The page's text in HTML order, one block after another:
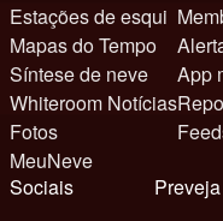
Estações de esqui
Mapas do Tempo
Síntese de neve
Whiteroom Notícias
Fotos
MeuNeve
App
Sociais